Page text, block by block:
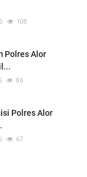
108
Polres Alor
86
Polres Alor
67